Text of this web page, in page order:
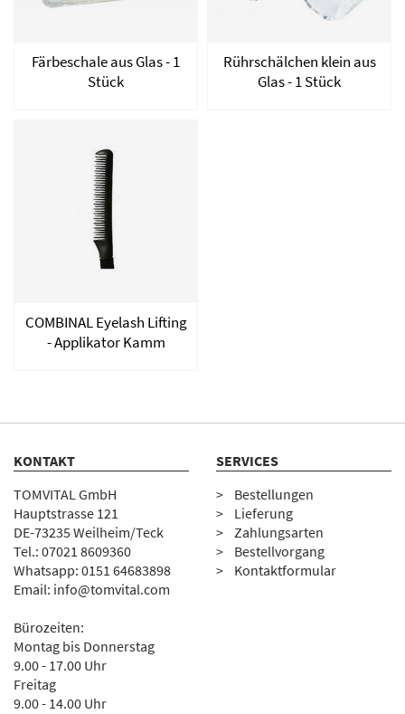
Färbeschale aus Glas - 1
Stück
Rührschälchen klein aus
Glas - 1 Stück
COMBINAL Eyelash Lifting
- Applikator Kamm
KONTAKT
TOMVITAL GmbH
Hauptstrasse 121
DE-73235 Weilheim/Teck
Tel.: 07021 8609360
Whatsapp: 0151 64683898
Email: info@tomvital.com
Bürozeiten:
Montag bis Donnerstag
9.00 - 17.00 Uhr
Freitag
9.00 - 14.00 Uhr
SERVICES
Bestellungen
Lieferung
Zahlungsarten
Bestellvorgang
Kontaktformular